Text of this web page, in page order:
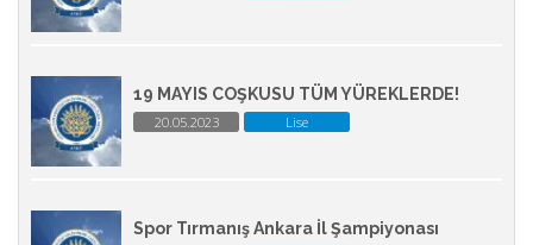
19 MAYIS COŞKUSU TÜM YÜREKLERDE!
20.05.2023 Lise
Spor Tırmanış Ankara İl Şampiyonası